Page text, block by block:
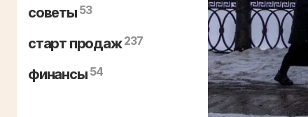
советы 53
старт продаж 237
финансы 54